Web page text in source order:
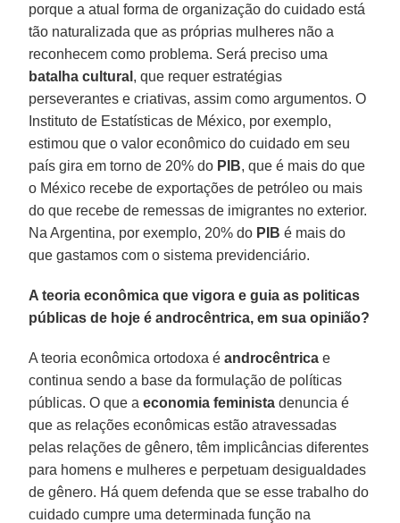
porque a atual forma de organização do cuidado está
tão naturalizada que as próprias mulheres não a
reconhecem como problema. Será preciso uma
batalha cultural , que requer estratégias
perseverantes e criativas, assim como argumentos. O
Instituto de Estatísticas de México, por exemplo,
estimou que o valor econômico do cuidado em seu
país gira em torno de 20% do PIB, que é mais do que
o México recebe de exportações de petróleo ou mais
do que recebe de remessas de imigrantes no exterior.
Na Argentina, por exemplo, 20% do PIB é mais do
que gastamos com o sistema previdenciário.
A teoria econômica que vigora e guia as politicas
públicas de hoje é androcêntrica, em sua opinião?
A teoria econômica ortodoxa éandrocêntrica e
continua sendo a base da formulação de políticas
públicas. O que aeconomia feminista denuncia é
que as relações econômicas estão atravessadas
pelas relações de gênero, têm implicâncias diferentes
para homens e mulheres e perpetuam desigualdades
de gênero. Há quem defenda que se esse trabalho do
cuidado cumpre uma determinada função na